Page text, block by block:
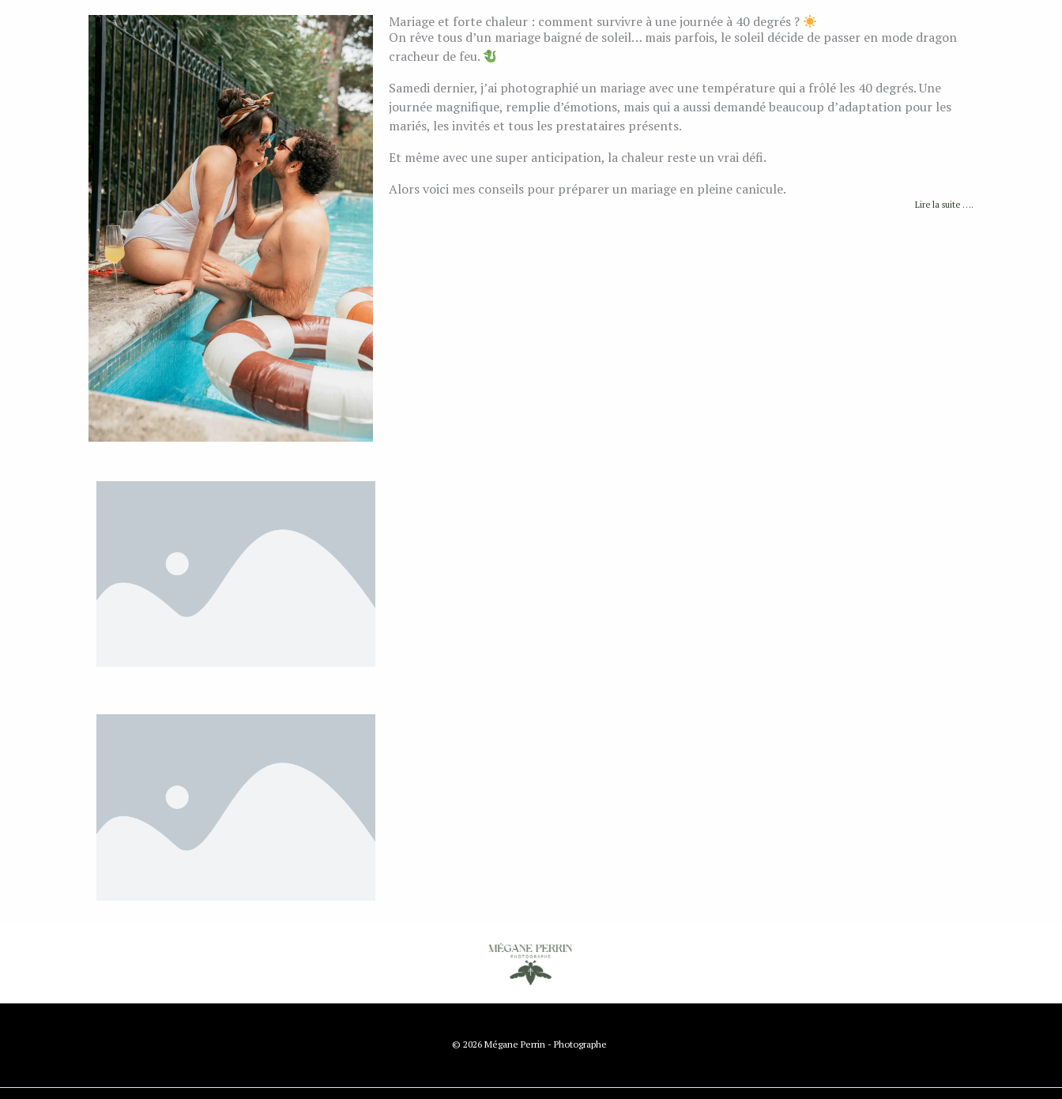
Mariage et forte chaleur : comment survivre à une journée à 40 degrés ?
On rêve tous d’un mariage baigné de soleil… mais parfois, le soleil décide de passer en mode dragon
cracheur de feu.
Samedi dernier, j’ai photographié un mariage avec une température qui a frôlé les 40 degrés. Une
journée magnifique, remplie d’émotions, mais qui a aussi demandé beaucoup d’adaptation pour les
mariés, les invités et tous les prestataires présents.
Et même avec une super anticipation, la chaleur reste un vrai défi.
Alors voici mes conseils pour préparer un mariage en pleine canicule.
Lire la suite ….
© 2026 Mégane Perrin - Photographe